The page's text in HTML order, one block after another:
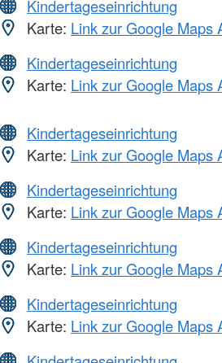
Kindertageseinrichtung
Karte: Link zur Google Maps
Kindertageseinrichtung
Karte: Link zur Google Maps
Kindertageseinrichtung
Karte: Link zur Google Maps
Kindertageseinrichtung
Karte: Link zur Google Maps
Kindertageseinrichtung
Karte: Link zur Google Maps
Kindertageseinrichtung
Karte: Link zur Google Maps